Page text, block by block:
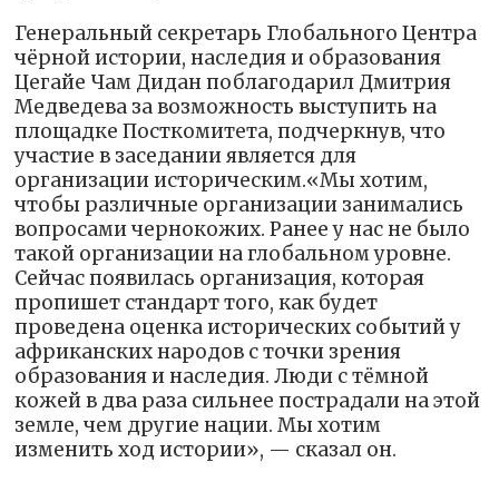
Генеральный секретарь Глобального Центра
чёрной истории, наследия и образования
Цегайе Чам Дидан поблагодарил Дмитрия
Медведева за возможность выступить на
площадке Посткомитета, подчеркнув, что
участие в заседании является для
организации историческим.«Мы хотим,
чтобы различные организации занимались
вопросами чернокожих. Ранее у нас не было
такой организации на глобальном уровне.
Сейчас появилась организация, которая
пропишет стандарт того, как будет
проведена оценка исторических событий у
африканских народов с точки зрения
образования и наследия. Люди с тёмной
кожей в два раза сильнее пострадали на этой
земле, чем другие нации. Мы хотим
изменить ход истории», — сказал он.